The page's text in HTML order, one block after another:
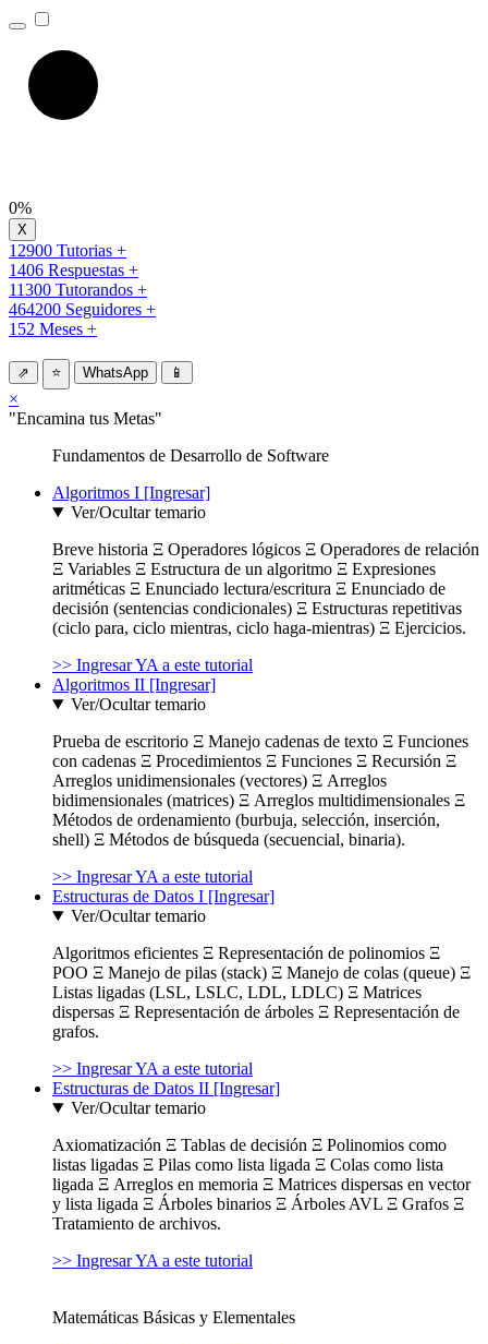
0%
12900 Tutorias +
1406 Respuestas +
11300 Tutorandos +
464200 Seguidores +
152 Meses +
⇗ ⭐ WhatsApp 📱
×
"Encamina tus Metas"
Fundamentos de Desarrollo de Software
Algoritmos I [Ingresar]
Ver/Ocultar temario
Breve historia Ξ Operadores lógicos Ξ Operadores de relación
Ξ Variables Ξ Estructura de un algoritmo Ξ Expresiones
aritméticas Ξ Enunciado lectura/escritura Ξ Enunciado de
decisión (sentencias condicionales) Ξ Estructuras repetitivas
(ciclo para, ciclo mientras, ciclo haga-mientras) Ξ Ejercicios.
>> Ingresar YA a este tutorial
Algoritmos II [Ingresar]
Ver/Ocultar temario
Prueba de escritorio Ξ Manejo cadenas de texto Ξ Funciones
con cadenas Ξ Procedimientos Ξ Funciones Ξ Recursión Ξ
Arreglos unidimensionales (vectores) Ξ Arreglos
bidimensionales (matrices) Ξ Arreglos multidimensionales Ξ
Métodos de ordenamiento (burbuja, selección, inserción,
shell) Ξ Métodos de búsqueda (secuencial, binaria).
>> Ingresar YA a este tutorial
Estructuras de Datos I [Ingresar]
Ver/Ocultar temario
Algoritmos eficientes Ξ Representación de polinomios Ξ
POO Ξ Manejo de pilas (stack) Ξ Manejo de colas (queue) Ξ
Listas ligadas (LSL, LSLC, LDL, LDLC) Ξ Matrices
dispersas Ξ Representación de árboles Ξ Representación de
grafos.
>> Ingresar YA a este tutorial
Estructuras de Datos II [Ingresar]
Ver/Ocultar temario
Axiomatización Ξ Tablas de decisión Ξ Polinomios como
listas ligadas Ξ Pilas como lista ligada Ξ Colas como lista
ligada Ξ Arreglos en memoria Ξ Matrices dispersas en vector
y lista ligada Ξ Árboles binarios Ξ Árboles AVL Ξ Grafos Ξ
Tratamiento de archivos.
>> Ingresar YA a este tutorial
Matemáticas Básicas y Elementales